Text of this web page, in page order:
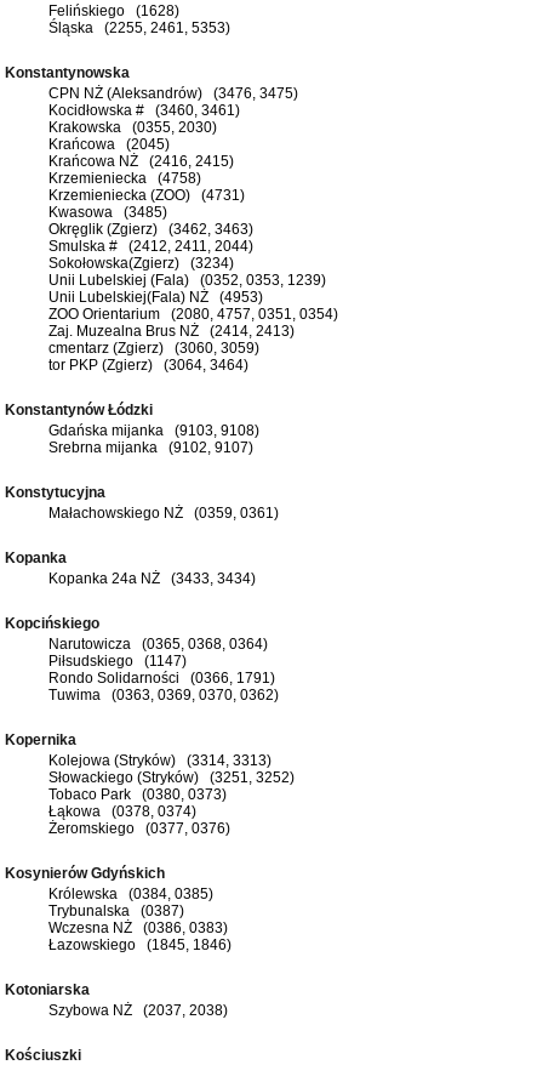
Felińskiego (1628)
Śląska (2255, 2461, 5353)
Konstantynowska
CPN NŻ (Aleksandrów) (3476, 3475)
Kocidłowska # (3460, 3461)
Krakowska (0355, 2030)
Krańcowa (2045)
Krańcowa NŻ (2416, 2415)
Krzemieniecka (4758)
Krzemieniecka (ZOO) (4731)
Kwasowa (3485)
Okręglik (Zgierz) (3462, 3463)
Smulska # (2412, 2411, 2044)
Sokołowska(Zgierz) (3234)
Unii Lubelskiej (Fala) (0352, 0353, 1239)
Unii Lubelskiej(Fala) NŻ (4953)
ZOO Orientarium (2080, 4757, 0351, 0354)
Zaj. Muzealna Brus NŻ (2414, 2413)
cmentarz (Zgierz) (3060, 3059)
tor PKP (Zgierz) (3064, 3464)
Konstantynów Łódzki
Gdańska mijanka (9103, 9108)
Srebrna mijanka (9102, 9107)
Konstytucyjna
Małachowskiego NŻ (0359, 0361)
Kopanka
Kopanka 24a NŻ (3433, 3434)
Kopcińskiego
Narutowicza (0365, 0368, 0364)
Piłsudskiego (1147)
Rondo Solidarności (0366, 1791)
Tuwima (0363, 0369, 0370, 0362)
Kopernika
Kolejowa (Stryków) (3314, 3313)
Słowackiego (Stryków) (3251, 3252)
Tobaco Park (0380, 0373)
Łąkowa (0378, 0374)
Żeromskiego (0377, 0376)
Kosynierów Gdyńskich
Królewska (0384, 0385)
Trybunalska (0387)
Wczesna NŻ (0386, 0383)
Łazowskiego (1845, 1846)
Kotoniarska
Szybowa NŻ (2037, 2038)
Kościuszki